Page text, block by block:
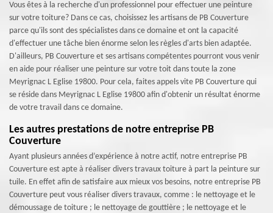
Vous êtes à la recherche d'un professionnel pour effectuer une peinture
sur votre toiture? Dans ce cas, choisissez les artisans de PB Couverture
parce qu'ils sont des spécialistes dans ce domaine et ont la capacité
d'effectuer une tâche bien énorme selon les règles d'arts bien adaptée.
D'ailleurs, PB Couverture et ses artisans compétentes pourront vous venir
en aide pour réaliser une peinture sur votre toit dans toute la zone
Meyrignac L Eglise 19800. Pour cela, faites appels vite PB Couverture qui
se réside dans Meyrignac L Eglise 19800 afin d'obtenir un résultat énorme
de votre travail dans ce domaine.
Les autres prestations de notre entreprise PB
Couverture
Ayant plusieurs années d’expérience à notre actif, notre entreprise PB
Couverture est apte à réaliser divers travaux toiture à part la peinture sur
tuile. En effet afin de satisfaire aux mieux vos besoins, notre entreprise PB
Couverture peut vous réaliser divers travaux, comme : le nettoyage et le
démoussage de toiture ; le nettoyage de gouttière ; le nettoyage et le